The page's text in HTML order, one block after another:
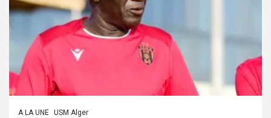
A LA UNE USM Alger